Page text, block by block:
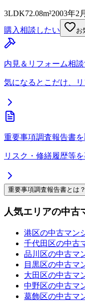
3LDK72.08m²2003年2月
購入相談したい
お
内見＆リフォーム相談
気になるとこだけ、リ
重要事項調査報告書
リスク・修繕履歴等
重要事項調査報告書とは？
人気エリアの中古
港区の中古マン
千代田区の中古
品川区の中古マ
目黒区の中古マ
大田区の中古マ
中野区の中古マ
葛飾区の中古マ